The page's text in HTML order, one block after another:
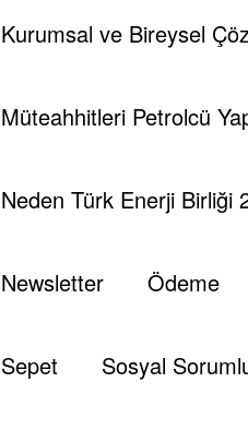
Kurumsal ve Bireysel
Müteahhitleri Petrolcü
Neden Türk Enerji Birliği
Newsletter Ödeme
Sepet Sosyal